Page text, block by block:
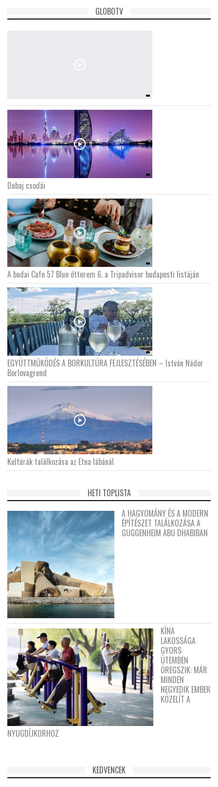
GLOBOTV
Dubaj csodái
A budai Cafe 57 Blue étterem 6. a Tripadvisor budapesti listáján
EGYÜTTMŰKÖDÉS A BORKULTÚRA FEJLESZTÉSÉBEN – István Nádor
Borlovagrend
Kultúrák találkozása az Etna lábánál
HETI TOPLISTA
A HAGYOMÁNY ÉS A MODERN
ÉPÍTÉSZET TALÁLKOZÁSA A
GUGGENHEIM ABU DHABIBAN
KÍNA
LAKOSSÁGA
GYORS
ÜTEMBEN
ÖREGSZIK: MÁR
MINDEN
NEGYEDIK EMBER
KÖZELÍT A
NYUGDÍJKORHOZ
KEDVENCEK